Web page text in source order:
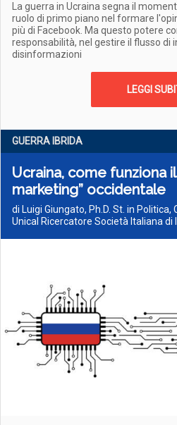
La guerra in Ucraina segna il
ruolo di primo piano nel formare
più di Facebook. Ma questo potere
responsabilità, nel gestire il flusso di
disinformazioni
LEGGI
GUERRA IBRIDA
Ucraina, come funziona
marketing” occidentale
di Luigi Giungato, Ph.D. St. in Politica,
Unical Ricercatore Società Italiana di